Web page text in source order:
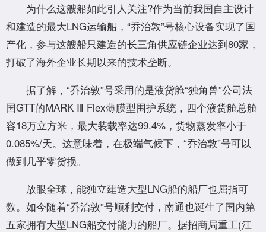
为什么这艘船如此引人关注?作为当前我国自主设计
和建造的最大LNG运输船，“乔治敦”号核心设备实现了国
产化，参与这艘船只建造的长三角供应链企业达到80家，
打破了海外企业长期以来的技术垄断。
据了解，“乔治敦”号采用的是液货舱“独角兽”公司法
国GTT的MARK Ⅲ Flex薄膜型围护系统，四个液货舱总舱
容18万立方米，最大装载率达99.4%，货物蒸发率小于
0.085%/天。这意味着，在极端气候下，“乔治敦”号可以
做到几乎零货损。
放眼全球，能独立建造大型LNG船的船厂也屈指可
数。如今随着“乔治敦”号顺利交付，南通也诞生了国内第
五家拥有大型LNG船交付能力的船厂。据招商局重工(江